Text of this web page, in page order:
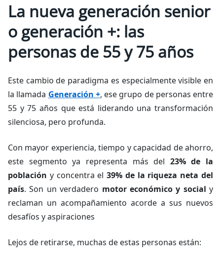
La nueva generación senior
o generación +: las
personas de 55 y 75 años
Este cambio de paradigma es especialmente visible en
la llamada Generación +, ese grupo de personas entre
55 y 75 años que está liderando una transformación
silenciosa, pero profunda.
Con mayor experiencia, tiempo y capacidad de ahorro,
este segmento ya representa más del 23% de la
población y concentra el39% de la riqueza neta del
país. Son un verdadero motor económico y social y
reclaman un acompañamiento acorde a sus nuevos
desafíos y aspiraciones
Lejos de retirarse, muchas de estas personas están: